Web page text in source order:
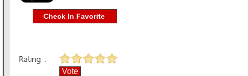
Check In Favorite
Rating :
Vote